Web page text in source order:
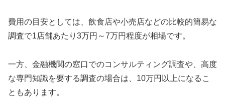
費用の目安としては、飲食店や小売店などの比較的簡易な
調査で1店舗あたり3万円～7万円程度が相場です。
一方、金融機関の窓口でのコンサルティング調査や、高度
な専門知識を要する調査の場合は、10万円以上になるこ
ともあります。